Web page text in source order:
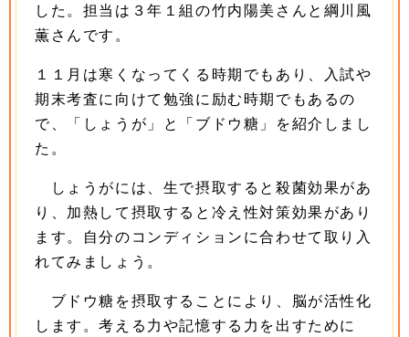
した。担当は３年１組の竹内陽美さんと綱川風
薫さんです。
１１月は寒くなってくる時期でもあり、入試や
期末考査に向けて勉強に励む時期でもあるの
で、「しょうが」と「ブドウ糖」を紹介しまし
た。
しょうがには、生で摂取すると殺菌効果があ
り、加熱して摂取すると冷え性対策効果があり
ます。自分のコンディションに合わせて取り入
れてみましょう。
ブドウ糖を摂取することにより、脳が活性化
します。考える力や記憶する力を出すために